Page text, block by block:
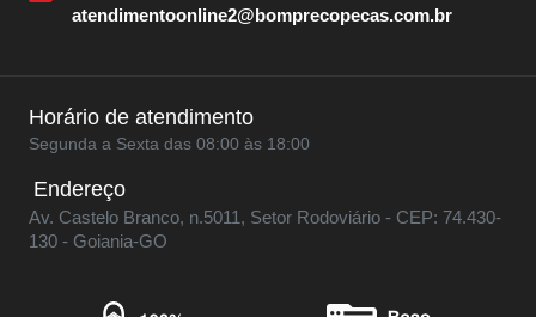
atendimentoonline2@bomprecopecas.com.br
Horário de atendimento
Segunda a Sexta das 08:00 às 18:00
Endereço
Av. Castelo Branco, n.5011, Setor Rodoviário - CEP: 74.430-
130 - Goiania-GO